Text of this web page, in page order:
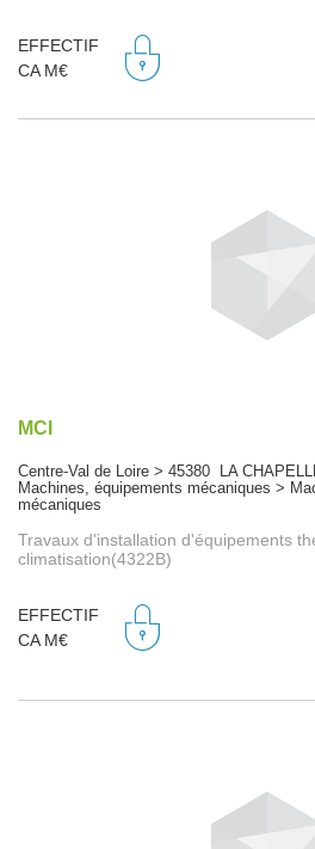
EFFECTIF
CA M€
MCI
Centre-Val de Loire > 45380 LA
Machines, équipements mécaniques >
mécaniques
Travaux d'installation d'équipements
climatisation(4322B)
EFFECTIF
CA M€